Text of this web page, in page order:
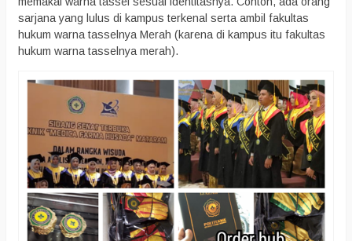
sarjana yang lulus di kampus terkenal serta ambil fakultas
hukum warna tasselnya Merah (karena di kampus itu fakultas
hukum warna tasselnya merah).